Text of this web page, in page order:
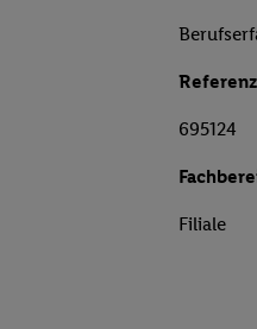
695124
Filiale